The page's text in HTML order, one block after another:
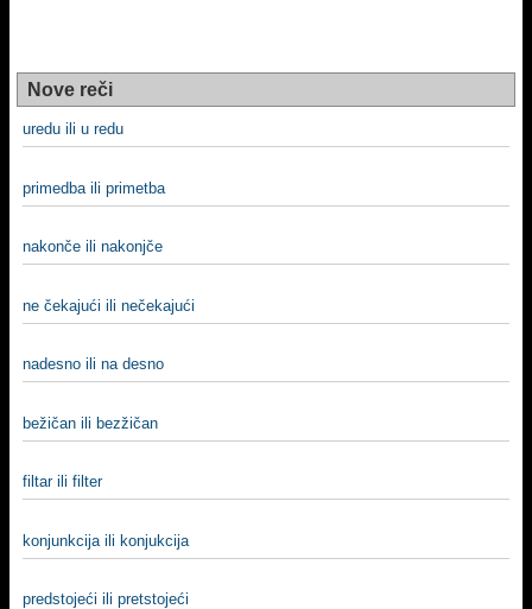
Nove reči
uredu ili u redu
primedba ili primetba
nakonče ili nakonjče
ne čekajući ili nečekajući
nadesno ili na desno
bežičan ili bezžičan
filtar ili filter
konjunkcija ili konjukcija
predstojeći ili pretstojeći